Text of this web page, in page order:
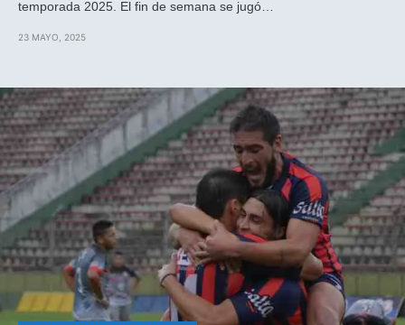
temporada 2025. El fin de semana se jugó…
23 MAYO, 2025